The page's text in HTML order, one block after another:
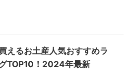
えるお土産人気おすすめラ
TOP10！2024年最新